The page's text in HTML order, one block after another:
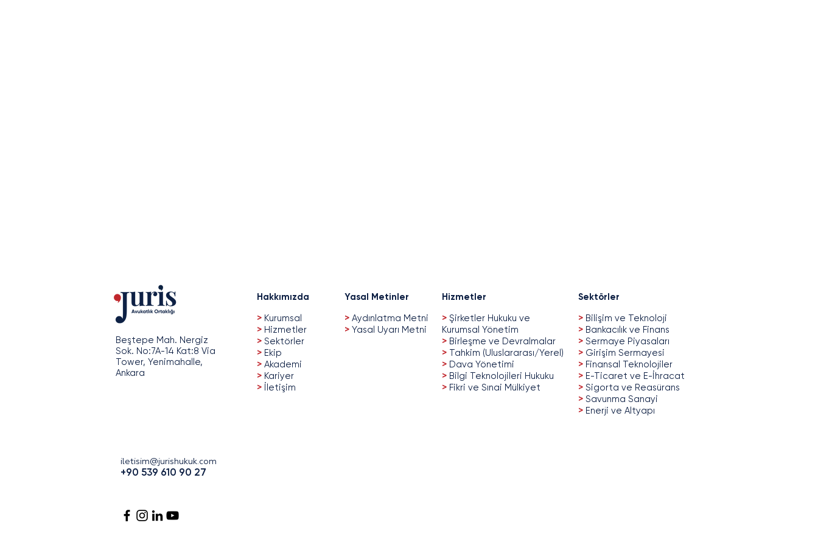
Beştepe Mah. Nergiz
Sok. No:7A-14 Kat:8 Via
Tower, Yenimahalle,
Ankara
Hakkımızda
> Kurumsal
> Hizmetler
> Sektörler
> Ekip
> Akademi
> Kariyer
> İletişim
Yasal Metinler
> Aydınlatma Metni
> Yasal Uyarı Metni
Hizmetler
> Şirketler Hukuku ve
Kurumsal Yönetim
> Birleşme ve Devralmalar
> Tahkim (Uluslararası/Yerel)
> Dava Yönetimi
> Bilgi Teknolojileri Hukuku
> Fikri ve Sınai Mülkiyet
Sektörler
> Bilişim ve Teknoloji
> Bankacılık ve Finans
> Sermaye Piyasaları
> Girişim Sermayesi
> Finansal Teknolojiler
> E-Ticaret ve E-İhracat
> Sigorta ve Reasürans
> Savunma Sanayi
> Enerji ve Altyapı
iletisim@jurishukuk.com
+90 539 610 90 27